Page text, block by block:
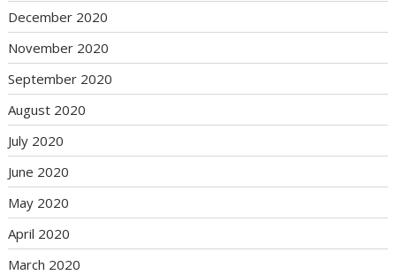
December 2020
November 2020
September 2020
August 2020
July 2020
June 2020
May 2020
April 2020
March 2020